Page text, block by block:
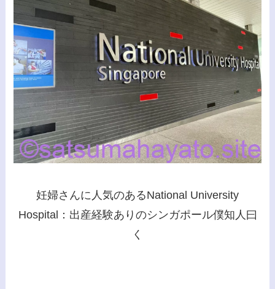
妊婦さんに人気のあるNational University
Hospital：出産経験ありのシンガポール僕知人曰
く